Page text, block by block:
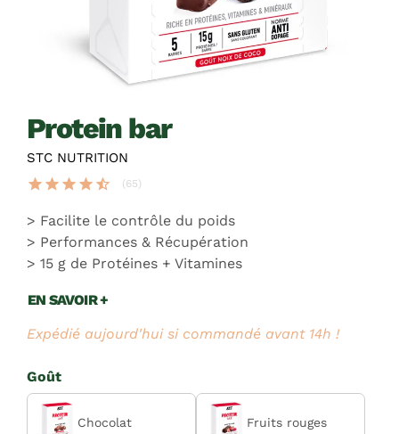
protein bar
STC NUTRITION
star star star star star_half (65)
Facilite le contrôle du poids
Performances & Récupération
15 g de Protéines + Vitamines
EN SAVOIR +
Expédié aujourd'hui si commandé avant 14h !
Goût
Chocolat Fruits rouges